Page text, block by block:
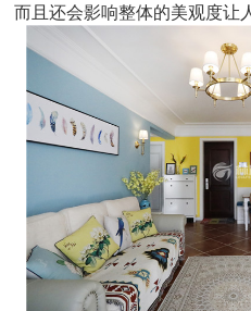
而且还会影响整体的美观度让